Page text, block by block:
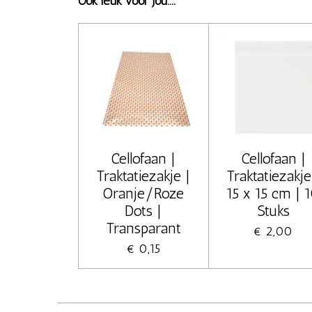
Cellofaan |
Traktatiezakje |
Oranje/Roze
Dots |
Transparant
€ 0,15
Cellofaan |
15 x 15 cm |
Stuks
€ 2,00